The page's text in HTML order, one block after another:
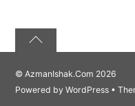
©AzmanIshak.Com 2026
Powered byWordPress •